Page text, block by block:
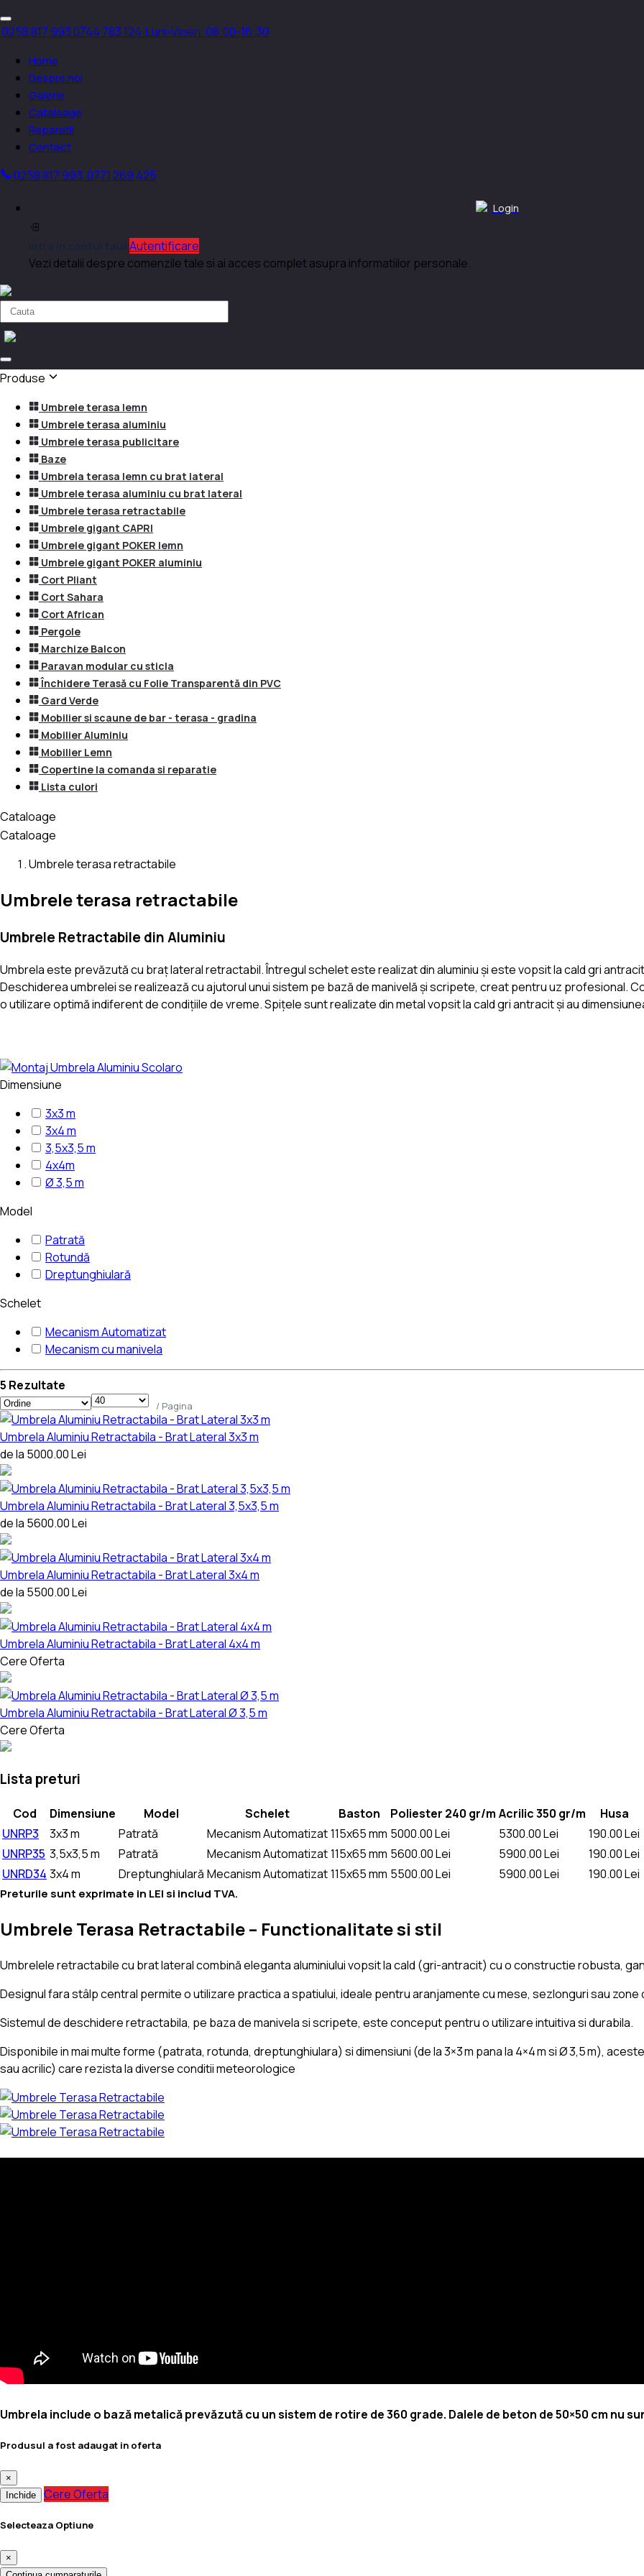
0258 817 9930744 783 124 Luni-Vineri: 08:00-16:30
Home
Despre noi
Galerie
Cataloage
Reparatii
Contact
0258 817 993 0771 269 425
Login
Autentificare
Vezi detalii despre comenzile tale si ai acces complet asupra informatiilor personale.
Produse
Umbrele terasa lemn
Umbrele terasa aluminiu
Umbrele terasa publicitare
Baze
Umbrela terasa lemn cu brat lateral
Umbrele terasa aluminiu cu brat lateral
Umbrele terasa retractabile
Umbrele gigant CAPRI
Umbrele gigant POKER lemn
Umbrele gigant POKER aluminiu
Cort Pliant
Cort Sahara
Cort African
Pergole
Marchize Balcon
Paravan modular cu sticla
Închidere Terasă cu Folie Transparentă din PVC
Gard Verde
Mobilier si scaune de bar - terasa - gradina
Mobilier Aluminiu
Mobilier Lemn
Copertine la comanda si reparatie
Lista culori
Cataloage
Cataloage
Umbrele terasa retractabile
Umbrele terasa retractabile
Umbrele Retractabile din Aluminiu
Umbrela este prevăzută cu braț lateral retractabil. Întregul schelet este realizat din aluminiu și este vopsit la cald gri
Deschiderea umbrelei se realizează cu ajutorul unui sistem pe bază de manivelă și scripete, creat pentru uz profesional.
o utilizare optimă indiferent de condițiile de vreme. Spițele sunt realizate din metal vopsit la cald gri antracit și au
Dimensiune
3x3 m
3x4 m
3,5x3,5 m
4x4m
Ø 3,5 m
Model
Patrată
Rotundă
Dreptunghiulară
Schelet
Mecanism Automatizat
Mecanism cu manivela
5 Rezultate
/ Pagina
Umbrela Aluminiu Retractabila - Brat Lateral 3x3 m
de la 5000.00 Lei
Umbrela Aluminiu Retractabila - Brat Lateral 3,5x3,5 m
de la 5600.00 Lei
Umbrela Aluminiu Retractabila - Brat Lateral 3x4 m
de la 5500.00 Lei
Umbrela Aluminiu Retractabila - Brat Lateral 4x4 m
Cere Oferta
Umbrela Aluminiu Retractabila - Brat Lateral Ø 3,5 m
Cere Oferta
Lista preturi
Cod Dimensiune Model Schelet Baston Poliester 240 gr/m Acrilic 350 gr/m
Husa
UNRP3
3x3 m Patrată Mecanism Automatizat115x65 mm 5000.00Lei 5300.00Lei 190.00Lei
UNRP35 3,5x3,5 m Patrată Mecanism Automatizat115x65 mm 5600.00Lei 5900.00Lei 190.00Lei
UNRD34 3x4 m Dreptunghiulară Mecanism Automatizat115x65 mm 5500.00Lei 5900.00Lei 190.00Lei
Preturile sunt exprimate in LEI si includ TVA.
Umbrele Terasa Retractabile – Functionalitate si stil
Umbrelele retractabile cu brat lateral combină eleganta aluminiului vopsit la cald (gri-antracit) cu o constructie robusta,
Designul fara stâlp central permite o utilizare practica a spatiului, ideale pentru aranjamente cu mese, sezlonguri sau zone
Sistemul de deschidere retractabila, pe baza de manivela si scripete, este conceput pentru o utilizare intuitiva si durabila.
Disponibile in mai multe forme (patrata, rotunda, dreptunghiulara) si dimensiuni (de la 3×3 m pana la 4×4 m si Ø 3,5 m),
sau acrilic) care rezista la diverse conditii meteorologice
Umbrela include o bază metalică prevăzută cu un sistem de rotire de 360 grade. Dalele de beton de 50×50 cm nu
Produsul a fost adaugat in oferta
×
Inchide
Cere Oferta
Selecteaza Optiune
×